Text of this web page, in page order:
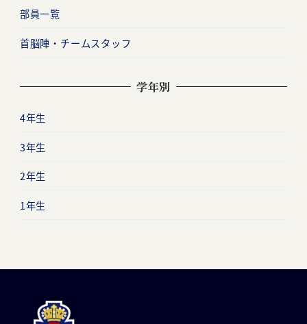
部員一覧
首脳陣・チームスタッフ
学年別
4年生
3年生
2年生
1年生